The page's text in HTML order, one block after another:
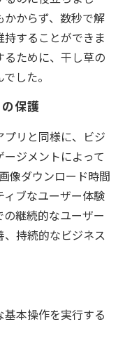
からず、数秒で解
することができま
るために、干し草の
した。
保護
リと同様に、ビジ
ジメントによって
像ダウンロード時間
ブなユーザー体験
継続的なユーザー
持続的なビジネス
本操作を実行する